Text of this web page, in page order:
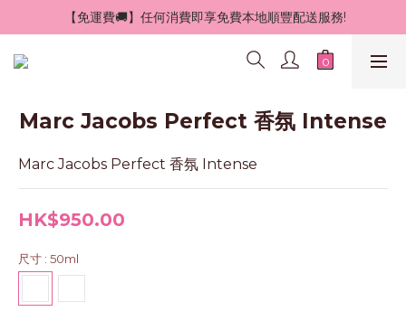
【免運費🚚】任何消費即享免費本地順豐配送服務!
Marc Jacobs Perfect 香氛 Intense
Marc Jacobs Perfect 香氛 Intense
HK$950.00
尺寸 : 50ml